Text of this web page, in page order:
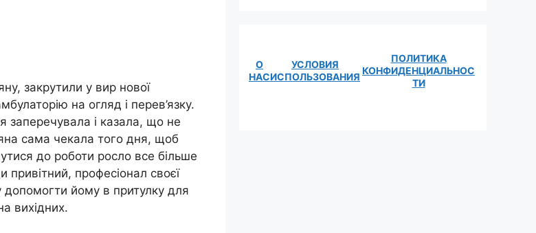
закрутили у вир нової
на огляд і перев’язку.
і казала, що не
сама чекала того дня, щоб
до роботи росло все більше
привітний, професіонал своєї
допомогти йому в притулку для
вихідних.
О
НАС
УСЛОВИЯ
ИСПОЛЬЗОВАНИЯ
ПОЛИТИКА
КОНФИДЕНЦИАЛЬНОС
ТИ